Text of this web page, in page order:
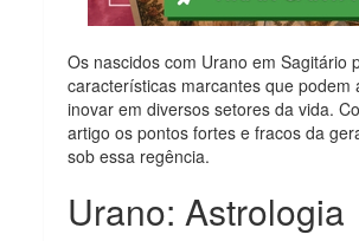
Os nascidos com Urano em Sagitário
características marcantes que podem
inovar em diversos setores da vida.
artigo os pontos fortes e fracos da
sob essa regência.
Urano: Astrologia